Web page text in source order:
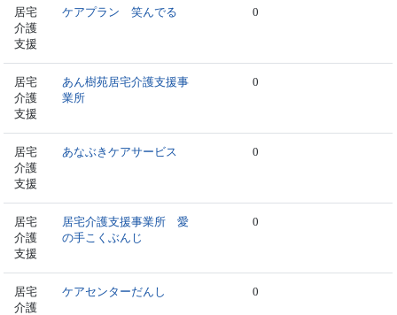
居宅
介護
支援
ケアプラン 笑んでる 0
居宅
介護
支援
あん樹苑居宅介護支援事
業所
0
居宅
介護
支援
あなぶきケアサービス 0
居宅
介護
支援
居宅介護支援事業所 愛
の手こくぶんじ
0
居宅
介護
ケアセンターだんし 0